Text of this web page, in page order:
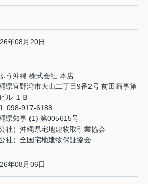
年08月20日
う沖縄 株式会社 本店
県宜野湾市大山二丁目9番2号 前田商事第
ル １Ｂ
098-917-6188
県知事 (1) 第005615号
公社）沖縄県宅地建物取引業協会
公社）全国宅地建物保証協会
年08月06日